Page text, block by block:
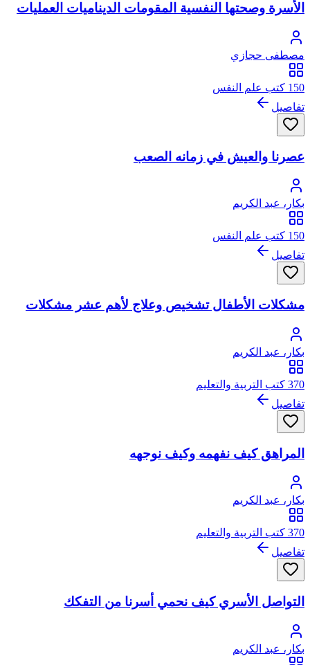
الأسرة وصحتها النفسية المقومات الديناميات العمليات
مصطفى حجازي
150 كتب علم النفس
تفاصيل
عصرنا والعيش في زمانه الصعب
بكار، عبد الكريم
150 كتب علم النفس
تفاصيل
مشكلات الأطفال تشخيص وعلاج لأهم عشر مشكلات
بكار، عبد الكريم
370 كتب التربية والتعليم
تفاصيل
المراهق كيف نفهمه وكيف نوجهه
بكار، عبد الكريم
370 كتب التربية والتعليم
تفاصيل
التواصل الأسري كيف نحمي أسرنا من التفكك
بكار، عبد الكريم